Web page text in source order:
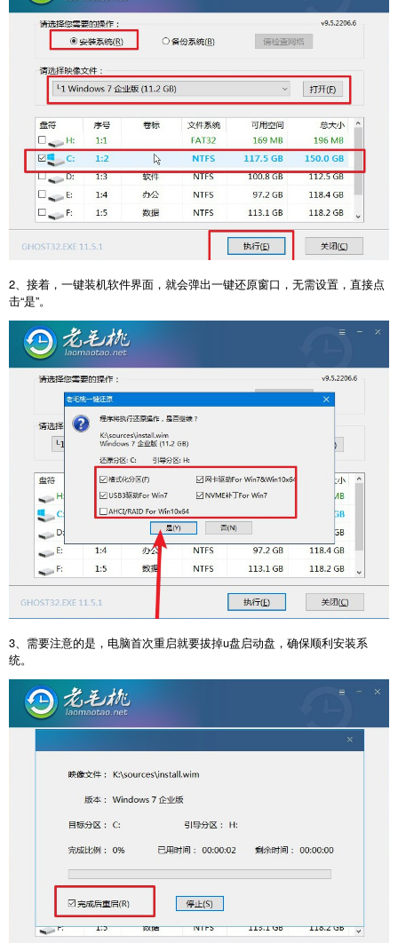
2、接着，一键装机软件界面，就会弹出一键还原窗口，无需设置，直接点
击“是”。
3、需要注意的是，电脑首次重启就要拔掉u盘启动盘，确保顺利安装系
统。